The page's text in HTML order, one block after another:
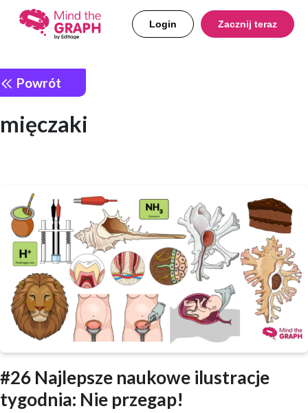
Login Zacznij teraz
Powrót
mięczaki
#26 Najlepsze naukowe ilustracje
tygodnia: Nie przegap!